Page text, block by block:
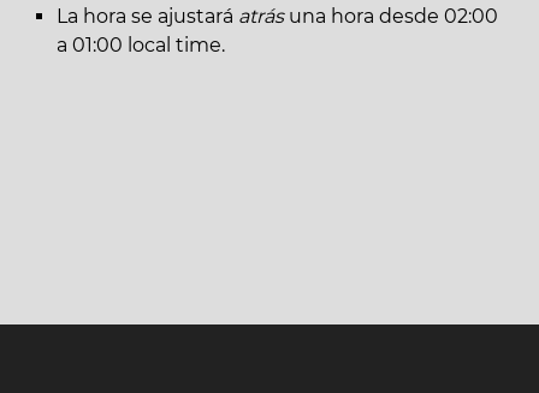
La hora se ajustará atrásuna hora desde 02:00
a 01:00 local time.